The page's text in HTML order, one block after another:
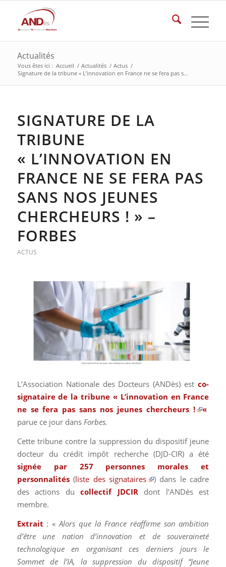
Actualités
Vous êtes ici : Accueil / Actualités / Actus /
Signature de la tribune « L’innovation en France ne se fera pas s...
SIGNATURE DE LA
TRIBUNE
« L’INNOVATION EN
FRANCE NE SE FERA PAS
SANS NOS JEUNES
CHERCHEURS ! » –
FORBES
ACTUS
L’Association Nationale des Docteurs (ANDès) estco-
signataire de la tribune « L’innovation en France
ne se fera pas sans nos jeunes chercheurs !
«
parue ce jour dans Forbes.
Cette tribune contre la suppression du dispositif jeune
docteur du crédit impôt recherche (DJD-CIR) a été
signée par 257 personnes morales et
personnalités(liste des signataires
) dans le cadre
des actions du
collectif JDCIR
dont l’ANDès est
membre.
Extrait : «Alors que la France réaffirme son ambition
d’être une nation d’innovation et de souveraineté
technologique en organisant ces derniers jours le
Sommet de l’IA, la suppression du dispositif “Jeune